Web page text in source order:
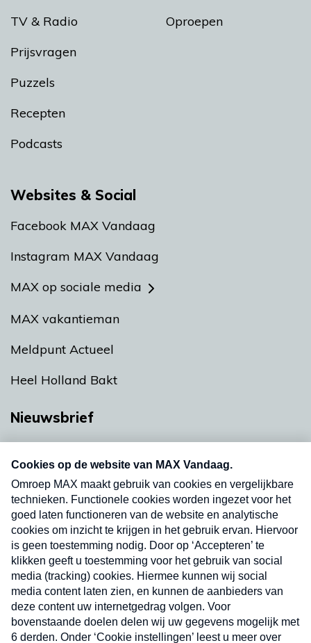
TV & Radio
Prijsvragen
Puzzels
Recepten
Podcasts
Oproepen
Websites & Social
Facebook MAX Vandaag
Instagram MAX Vandaag
MAX op sociale media
MAX vakantieman
Meldpunt Actueel
Heel Holland Bakt
Nieuwsbrief
nieuwsbrief. Elke vrijdag- en dinsdagochtend in
uw mailbox.
Verzend